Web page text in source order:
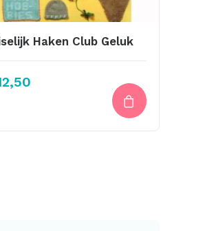
Haken Club Geluk